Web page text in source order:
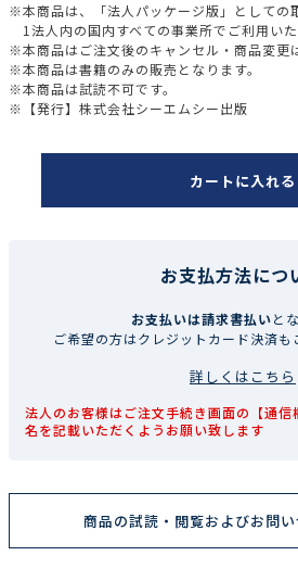
※本商品は、「法人パッケージ版」としての
1法人内の国内すべての事業所でご利用いた
※本商品はご注文後のキャンセル・商品変更
※本商品は書籍のみの販売となります。
※本商品は試読不可です。
※【発行】株式会社シーエムシー出版
カートに入れる
お支払方法につ
お支払いは請求書払いと
ご希望の方はクレジットカード決済も
詳しくはこちら
法人のお客様はご注文手続き画面の【通
名を記載いただくようお願い致します
商品の試読・閲覧およびお問